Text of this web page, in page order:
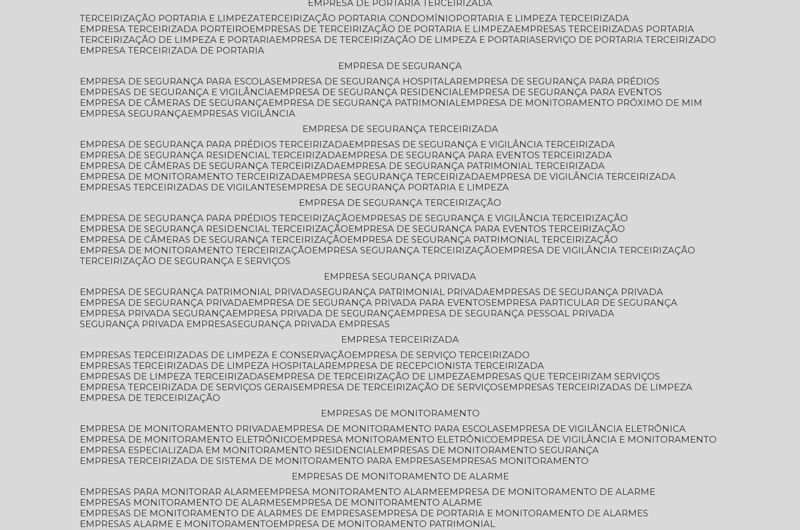
EMPRESA DE PORTARIA TERCEIRIZADA
TERCEIRIZAÇÃO PORTARIA E LIMPEZA TERCEIRIZAÇÃO PORTARIA CONDOMÍNIO
PORTARIA E LIMPEZA TERCEIRIZADA
EMPRESA TERCEIRIZADA PORTEIRO
EMPRESAS DE TERCEIRIZAÇÃO DE PORTARIA E LIMPEZA
EMPRESAS TERCEIRIZADAS PORTARIA
TERCEIRIZAÇÃO DE LIMPEZA E PORTARIA
EMPRESA DE TERCEIRIZAÇÃO DE LIMPEZA E PORTARIA SERVIÇO DE PORTARIA TERCEIRIZADO
EMPRESA TERCEIRIZADA DE PORTARIA
EMPRESA DE SEGURANÇA
EMPRESA DE SEGURANÇA PARA ESCOLAS
EMPRESA DE SEGURANÇA HOSPITALAR
EMPRESA DE SEGURANÇA PARA PRÉDIOS
EMPRESAS DE SEGURANÇA E VIGILÂNCIA
EMPRESA DE SEGURANÇA RESIDENCIAL
EMPRESA DE SEGURANÇA PARA EVENTOS
EMPRESA DE CÂMERAS DE SEGURANÇA
EMPRESA DE SEGURANÇA PATRIMONIAL
EMPRESA DE MONITORAMENTO PRÓXIMO DE MIM
EMPRESA SEGURANÇA
EMPRESAS VIGILÂNCIA
EMPRESA DE SEGURANÇA TERCEIRIZADA
EMPRESA DE SEGURANÇA PARA PRÉDIOS TERCEIRIZADA
EMPRESAS DE SEGURANÇA E VIGILÂNCIA TERCEIRIZADA
EMPRESA DE SEGURANÇA RESIDENCIAL TERCEIRIZADA
EMPRESA DE SEGURANÇA PARA EVENTOS TERCEIRIZADA
EMPRESA DE CÂMERAS DE SEGURANÇA TERCEIRIZADA
EMPRESA DE SEGURANÇA PATRIMONIAL TERCEIRIZADA
EMPRESA DE MONITORAMENTO TERCEIRIZADA
EMPRESA SEGURANÇA TERCEIRIZADA
EMPRESA DE VIGILÂNCIA TERCEIRIZADA
EMPRESAS TERCEIRIZADAS DE VIGILANTES
EMPRESA DE SEGURANÇA PORTARIA E LIMPEZA
EMPRESA DE SEGURANÇA TERCEIRIZAÇÃO
EMPRESA DE SEGURANÇA PARA PRÉDIOS TERCEIRIZAÇÃO
EMPRESAS DE SEGURANÇA E VIGILÂNCIA TERCEIRIZAÇÃO
EMPRESA DE SEGURANÇA RESIDENCIAL TERCEIRIZAÇÃO
EMPRESA DE SEGURANÇA PARA EVENTOS TERCEIRIZAÇÃO
EMPRESA DE CÂMERAS DE SEGURANÇA TERCEIRIZAÇÃO
EMPRESA DE SEGURANÇA PATRIMONIAL TERCEIRIZAÇÃO
EMPRESA DE MONITORAMENTO TERCEIRIZAÇÃO
EMPRESA SEGURANÇA TERCEIRIZAÇÃO
EMPRESA DE VIGILÂNCIA TERCEIRIZAÇÃO
TERCEIRIZAÇÃO DE SEGURANÇA E SERVIÇOS
EMPRESA SEGURANÇA PRIVADA
EMPRESA DE SEGURANÇA PATRIMONIAL PRIVADA SEGURANÇA PATRIMONIAL PRIVADA
EMPRESAS DE SEGURANÇA PRIVADA
EMPRESA DE SEGURANÇA PRIVADA
EMPRESA DE SEGURANÇA PRIVADA PARA EVENTOS
EMPRESA PARTICULAR DE SEGURANÇA
EMPRESA PRIVADA SEGURANÇA
EMPRESA PRIVADA DE SEGURANÇA
EMPRESA DE SEGURANÇA PESSOAL PRIVADA
SEGURANÇA PRIVADA EMPRESA SEGURANÇA PRIVADA EMPRESAS
EMPRESA TERCEIRIZADA
EMPRESAS TERCEIRIZADAS DE LIMPEZA E CONSERVAÇÃO
EMPRESA DE SERVIÇO TERCEIRIZADO
EMPRESAS TERCEIRIZADAS DE LIMPEZA HOSPITALAR
EMPRESA DE RECEPCIONISTA TERCEIRIZADA
EMPRESAS DE LIMPEZA TERCEIRIZADAS
EMPRESA DE TERCEIRIZAÇÃO DE LIMPEZA
EMPRESAS QUE TERCEIRIZAM SERVIÇOS
EMPRESA TERCEIRIZADA DE SERVIÇOS GERAIS
EMPRESA DE TERCEIRIZAÇÃO DE SERVIÇOS
EMPRESAS TERCEIRIZADAS DE LIMPEZA
EMPRESA DE TERCEIRIZAÇÃO
EMPRESAS DE MONITORAMENTO
EMPRESA DE MONITORAMENTO PRIVADA
EMPRESA DE MONITORAMENTO PARA ESCOLAS
EMPRESA DE VIGILÂNCIA ELETRÔNICA
EMPRESA DE MONITORAMENTO ELETRÔNICO
EMPRESA MONITORAMENTO ELETRÔNICO
EMPRESA DE VIGILÂNCIA E MONITORAMENTO
EMPRESA ESPECIALIZADA EM MONITORAMENTO RESIDENCIAL
EMPRESAS DE MONITORAMENTO SEGURANÇA
EMPRESA TERCEIRIZADA DE SISTEMA DE MONITORAMENTO PARA EMPRESAS
EMPRESAS MONITORAMENTO
EMPRESAS DE MONITORAMENTO DE ALARME
EMPRESAS PARA MONITORAR ALARME
EMPRESA MONITORAMENTO ALARME
EMPRESA DE MONITORAMENTO DE ALARME
EMPRESAS MONITORAMENTO DE ALARMES
EMPRESA DE MONITORAMENTO ALARME
EMPRESAS DE MONITORAMENTO DE ALARMES DE EMPRESAS
EMPRESA DE PORTARIA E MONITORAMENTO DE ALARMES
EMPRESAS ALARME E MONITORAMENTO
EMPRESA DE MONITORAMENTO PATRIMONIAL